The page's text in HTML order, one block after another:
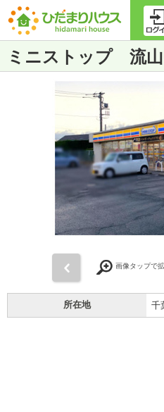
ミニストップ 流山
画像タップで
所在地 千